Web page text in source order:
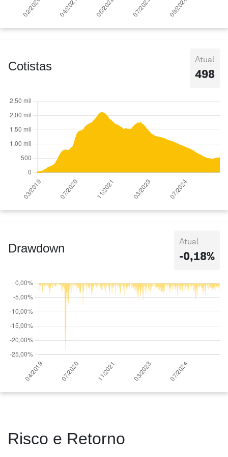
Cotistas Atual
498
Drawdown Atual
-0,18%
Risco e Retorno